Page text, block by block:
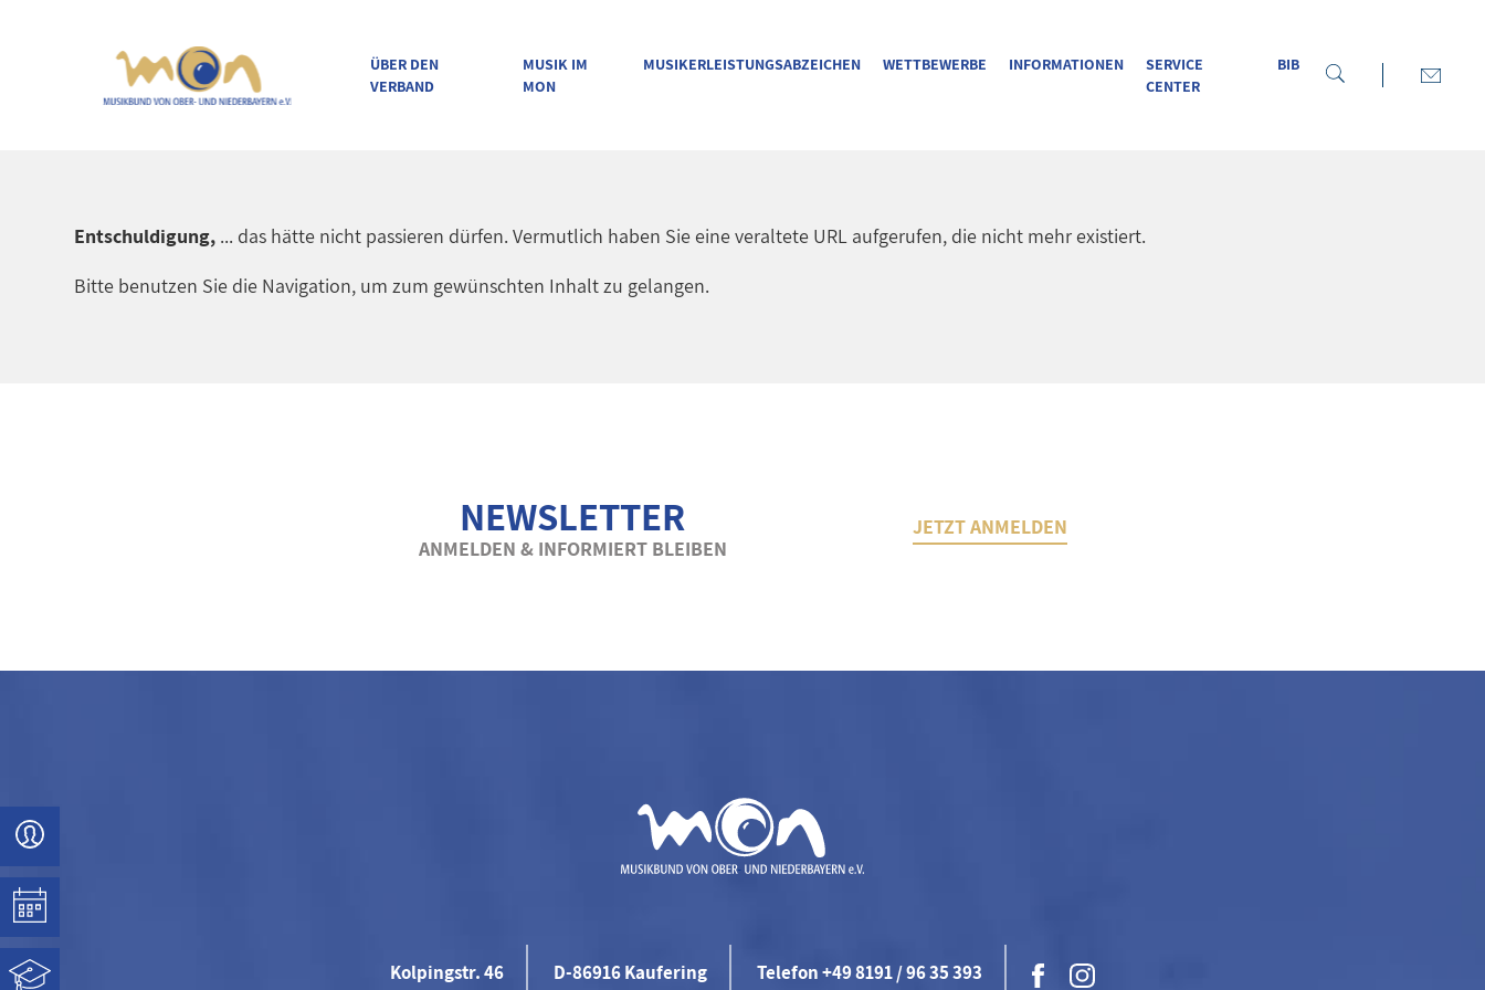
ÜBER DEN
VERBAND
MUSIK IM
MON
MUSIKERLEISTUNGSABZEICHEN WETTBEWERBE INFORMATIONEN
SERVICE
CENTER
BIB
Entschuldigung, ... das hätte nicht passieren dürfen. Vermutlich haben Sie eine veraltete URL aufgerufen, die nicht mehr existiert.
Bitte benutzen Sie die Navigation, um zum gewünschten Inhalt zu gelangen.
NEWSLETTER
ANMELDEN & INFORMIERT BLEIBEN
JETZT ANMELDEN
Kolpingstr. 46 D-86916 Kaufering Telefon +49 8191 / 96 35 393